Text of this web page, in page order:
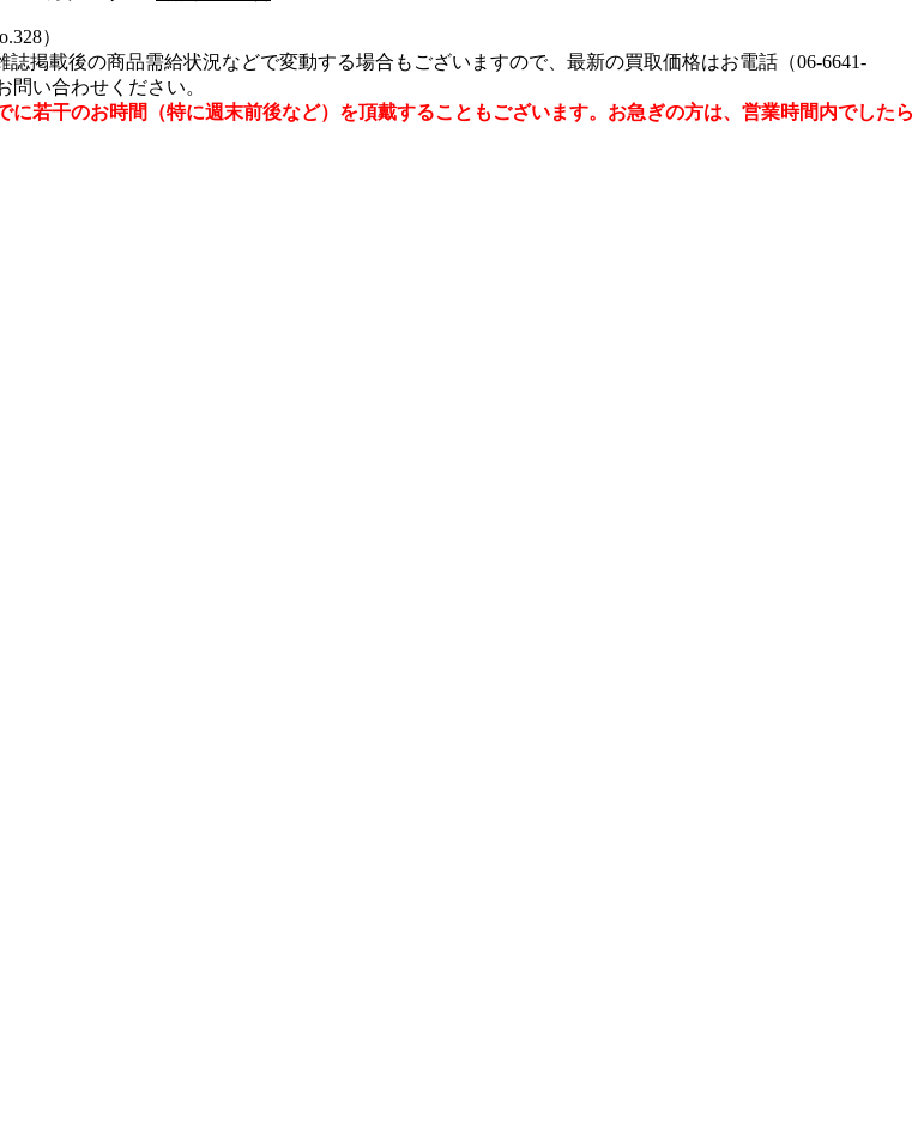
）
掲載後の商品需給状況などで変動する場合もございますので、最新の買取価格はお電話（06-6641-
問い合わせください。
若干のお時間（特に週末前後など）を頂戴することもございます。 お急ぎの方は、営業時間内でしたら